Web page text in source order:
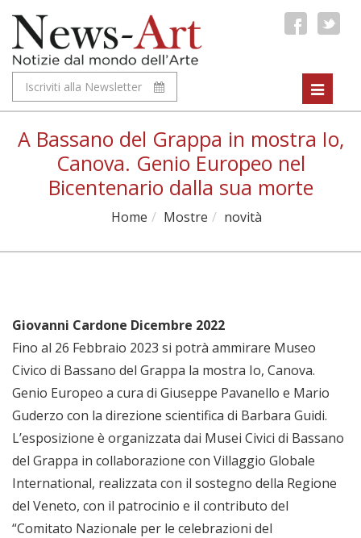
Iscriviti alla Newsletter
Toggle
A Bassano del Grappa in mostra Io,
Canova. Genio Europeo nel
Bicentenario dalla sua morte
Home Mostre novità
Giovanni Cardone Dicembre 2022
Fino al 26 Febbraio 2023 si potrà ammirare Museo
Civico di Bassano del Grappa la mostra Io, Canova.
Genio Europeo a cura di Giuseppe Pavanello e Mario
Guderzo con la direzione scientifica di Barbara Guidi.
L’esposizione è organizzata dai Musei Civici di Bassano
del Grappa in collaborazione con Villaggio Globale
International, realizzata con il sostegno della Regione
del Veneto, con il patrocinio e il contributo del
“Comitato Nazionale per le celebrazioni del